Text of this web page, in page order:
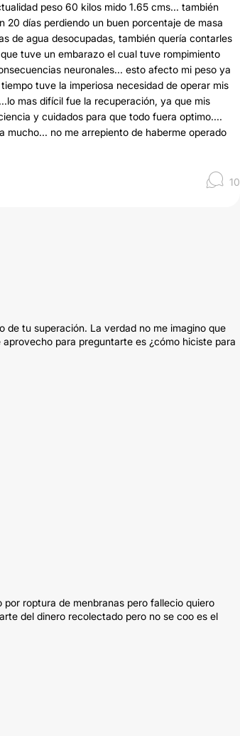
peso 60 kilos mido 1.65 cms... también
días perdiendo un buen porcentaje de masa
de agua desocupadas, también quería contarles
tuve un embarazo el cual tuve rompimiento
neuronales... esto afecto mi peso ya
tuve la imperiosa necesidad de operar mis
mas difícil fue la recuperación, ya que mis
y cuidados para que todo fuera optimo....
mucho... no me arrepiento de haberme operado
10
de tu superación. La verdad no me imagino que
para preguntarte es ¿cómo hiciste para
roptura de menbranas pero fallecio quiero
del dinero recolectado pero no se coo es el